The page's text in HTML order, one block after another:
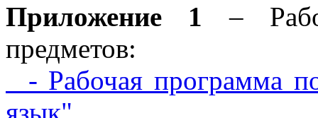
Приложение 1 –
предметов:
- Рабочая программа